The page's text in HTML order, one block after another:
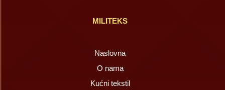
MILITEKS
Naslovna
O nama
Kućni tekstil